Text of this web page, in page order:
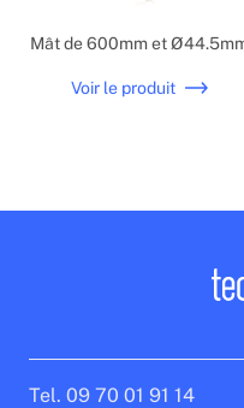
Mât de 600mm et
Voir le produit
Tel. 09 70 01 91 14